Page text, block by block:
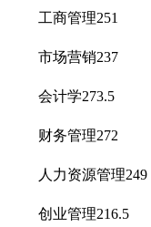
工商管理251
市场营销237
会计学273.5
财务管理272
人力资源管理249
创业管理216.5